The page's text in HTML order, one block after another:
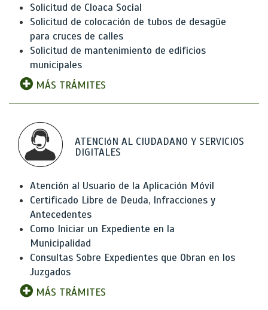
Solicitud de Cloaca Social
Solicitud de colocación de tubos de desagüe
para cruces de calles
Solicitud de mantenimiento de edificios
municipales
MÁS TRÁMITES
ATENCIóN AL CIUDADANO Y SERVICIOS
DIGITALES
Atención al Usuario de la Aplicación Móvil
Certificado Libre de Deuda, Infracciones y
Antecedentes
Como Iniciar un Expediente en la
Municipalidad
Consultas Sobre Expedientes que Obran en los
Juzgados
MÁS TRÁMITES